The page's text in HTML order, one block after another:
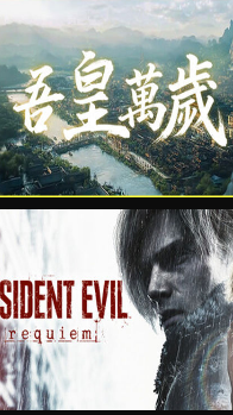
VIEW
VIEW